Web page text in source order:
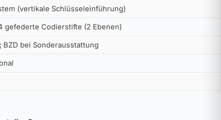
(vertikale Schlüsseleinführung)
gefederte Codierstifte (2 Ebenen)
bei Sonderausstattung